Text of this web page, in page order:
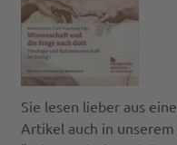
Sie lesen lieber aus
Artikel auch in